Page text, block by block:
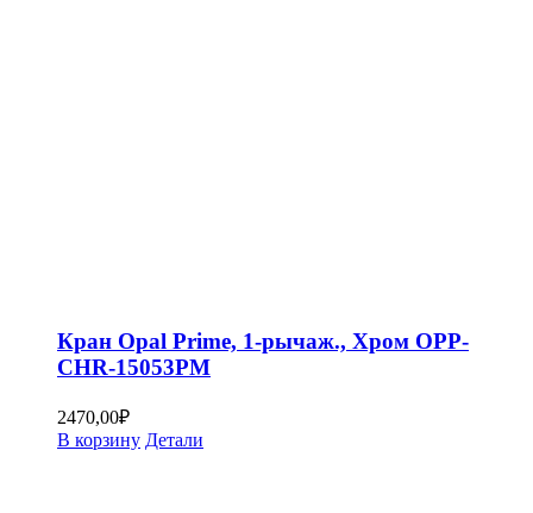
Кран Opal Prime, 1-рычаж., Хром OPP-
CHR-15053PM
2470,00₽
В корзину Детали